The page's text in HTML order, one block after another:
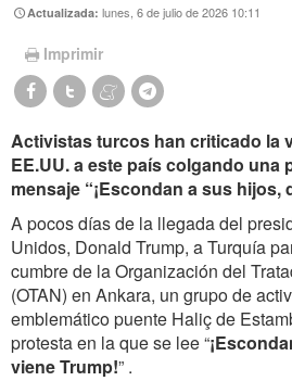
Actualizada:lunes, 6 de julio de 2026 10:11
Imprimir
Activistas turcos han criticado la
EE.UU. a este país colgando una
mensaje “¡Escondan a sus hijos,
A pocos días de la llegada del
Unidos, Donald Trump, a Turquía
cumbre de la Organización del
(OTAN) en Ankara, un grupo de
emblemático puente Haliç de
protesta en la que se lee “
viene Trump!” .